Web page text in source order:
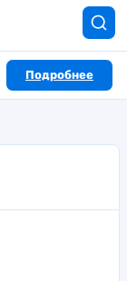
Подробнее